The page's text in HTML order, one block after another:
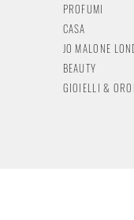
PROFUMI
CASA
JO MALONE
BEAUTY
GIOIELLI &